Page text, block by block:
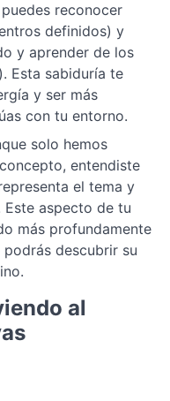
reconocer
definidos) y
y aprender de los
Esta sabiduría te
y ser más
con tu entorno.
solo hemos
entendiste
el tema y
aspecto de tu
más profundamente
descubrir su
al